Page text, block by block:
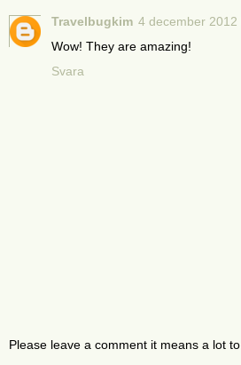
Travelbugkim 4 december 2012
Wow! They are amazing!
Svara
Please leave a comment it means a lot